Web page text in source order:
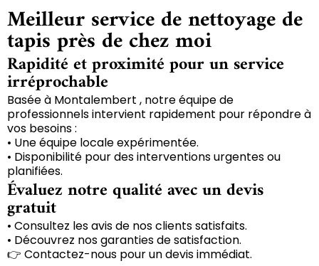
Meilleur service de nettoyage de
tapis près de chez moi
Rapidité et proximité pour un service
irréprochable
Basée à Montalembert , notre équipe de
professionnels intervient rapidement pour répondre à
vos besoins :
• Une équipe locale expérimentée.
• Disponibilité pour des interventions urgentes ou
planifiées.
Évaluez notre qualité avec un devis
gratuit
• Consultez les avis de nos clients satisfaits.
• Découvrez nos garanties de satisfaction.
👉 Contactez-nous pour un devis immédiat.